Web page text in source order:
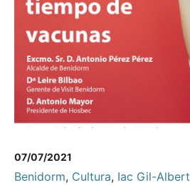
07/07/2021
Benidorm, Cultura, Iac Gil-Albert